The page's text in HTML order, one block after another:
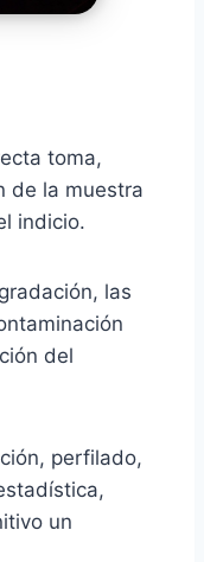
toma,
de la muestra
indicio.
las
del
perfilado,
un